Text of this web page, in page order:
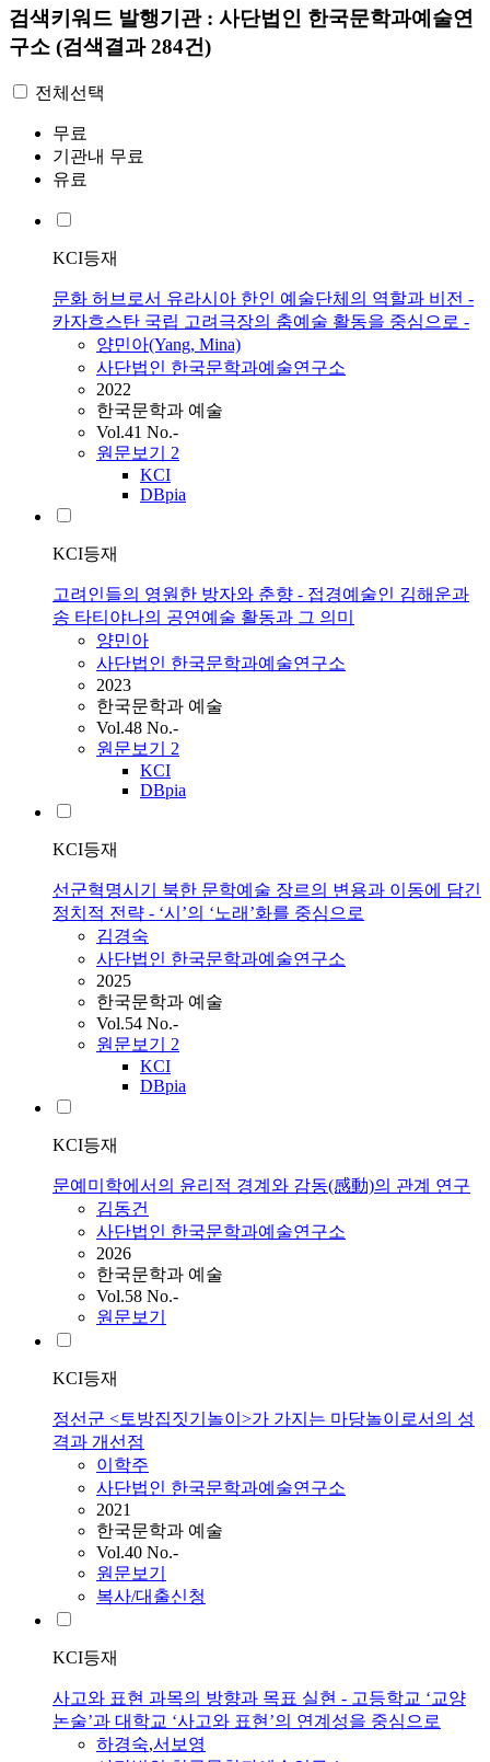
검색키워드 발행기관 : 사단법인 한국문학과예술연
구소 (검색결과 284건)
전체선택
무료
기관내 무료
유료
KCI등재
문화 허브로서 유라시아 한인 예술단체의 역할과 비전 -
카자흐스탄 국립 고려극장의 춤예술 활동을 중심으로 -
양민아(Yang, Mina)
사단법인 한국문학과예술연구소
2022
한국문학과 예술
Vol.41 No.-
원문보기 2
KCI
DBpia
KCI등재
고려인들의 영원한 방자와 춘향 - 접경예술인 김해운과
송 타티야나의 공연예술 활동과 그 의미
양민아
사단법인 한국문학과예술연구소
2023
한국문학과 예술
Vol.48 No.-
원문보기 2
KCI
DBpia
KCI등재
선군혁명시기 북한 문학예술 장르의 변용과 이동에 담긴
정치적 전략 - ‘시’의 ‘노래’화를 중심으로
김경숙
사단법인 한국문학과예술연구소
2025
한국문학과 예술
Vol.54 No.-
원문보기 2
KCI
DBpia
KCI등재
문예미학에서의 윤리적 경계와 감동(感動)의 관계 연구
김동건
사단법인 한국문학과예술연구소
2026
한국문학과 예술
Vol.58 No.-
원문보기
KCI등재
정선군 <토방집짓기놀이>가 가지는 마당놀이로서의 성
격과 개선점
이학주
사단법인 한국문학과예술연구소
2021
한국문학과 예술
Vol.40 No.-
원문보기
복사/대출신청
KCI등재
사고와 표현 과목의 방향과 목표 실현 - 고등학교 ‘교양
논술’과 대학교 ‘사고와 표현’의 연계성을 중심으로
하경숙,서보영